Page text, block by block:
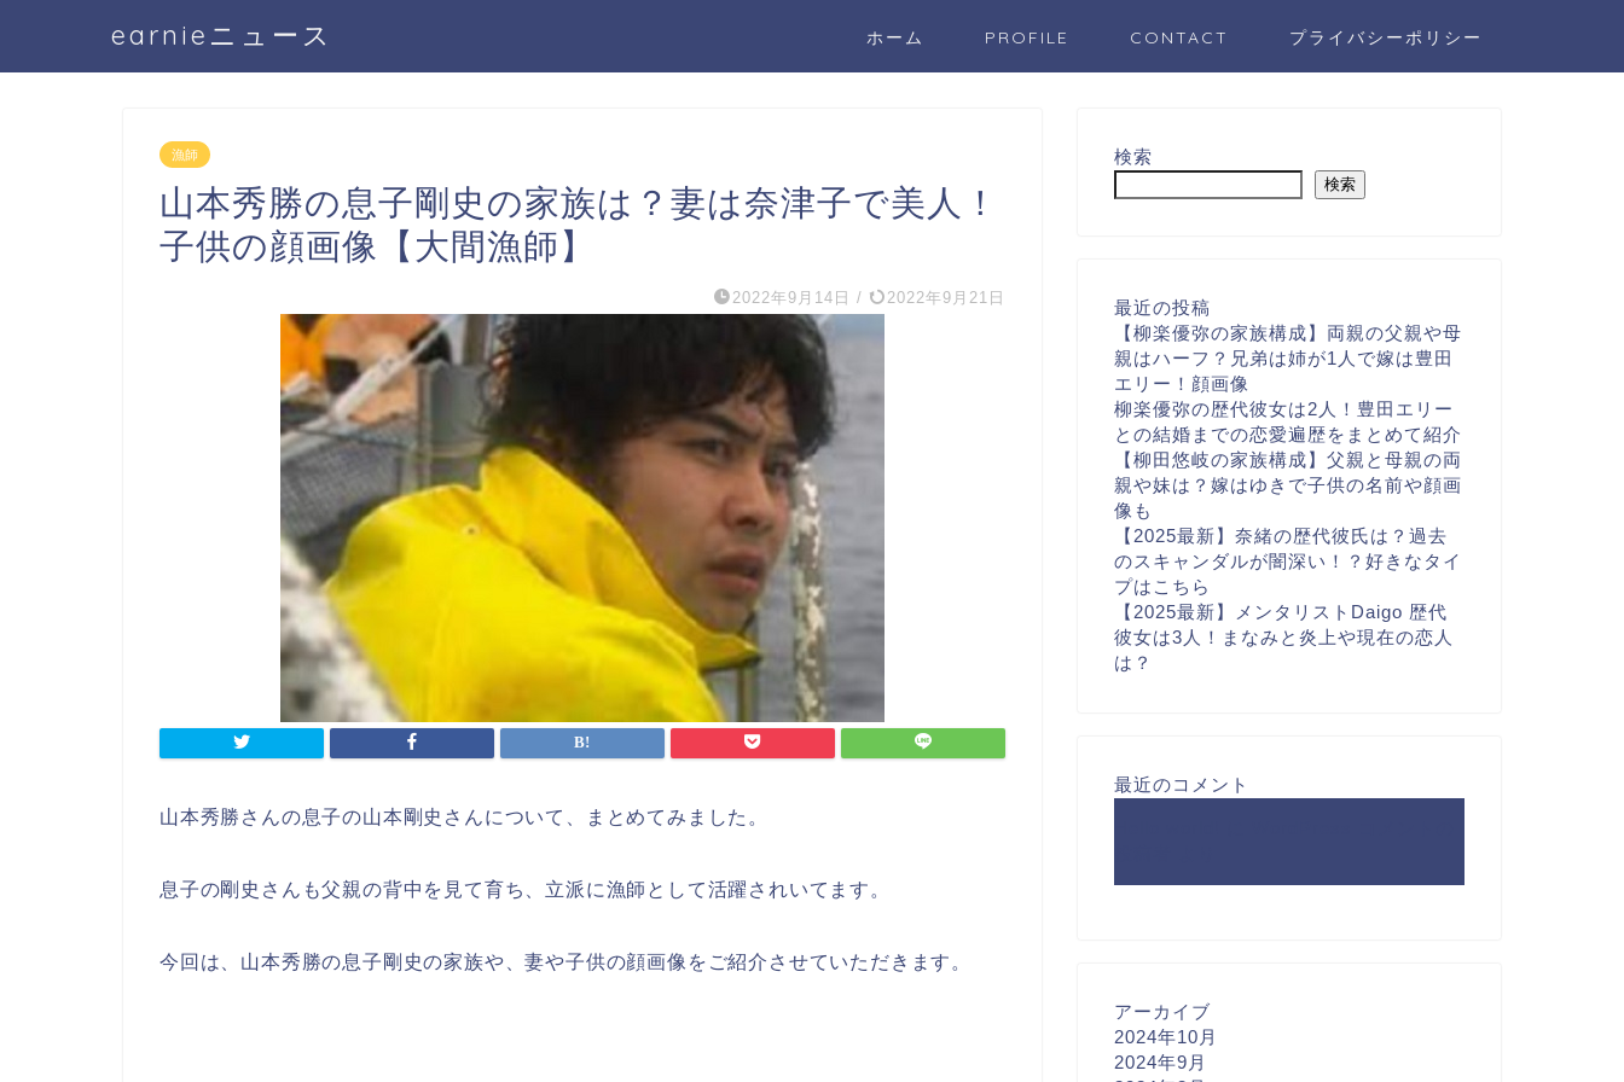
earnieニュース ホーム PROFILE CONTACT プライバシーポリシー
漁師
山本秀勝の息子剛史の家族は？妻は奈津子で美人！
子供の顔画像【大間漁師】
2022年9月14日 / 2022年9月21日
山本秀勝さんの息子の山本剛史さんについて、まとめてみました。
息子の剛史さんも父親の背中を見て育ち、立派に漁師として活躍されいてます。
今回は、 山本秀勝の息子剛史の家族や、妻や子供の顔画像を ご紹介させていただきます。
検索
検索
最近の投稿
【柳楽優弥の家族構成】両親の父親や母
親はハーフ？兄弟は姉が1人で嫁は豊田
エリー！顔画像
柳楽優弥の歴代彼女は2人！豊田エリー
との結婚までの恋愛遍歴をまとめて紹介
【柳田悠岐の家族構成】父親と母親の両
親や妹は？嫁はゆきで子供の名前や顔画
像も
【2025最新】奈緒の歴代彼氏は？過去
のスキャンダルが闇深い！？好きなタイ
プはこちら
【2025最新】メンタリストDaigo 歴代
彼女は3人！まなみと炎上や現在の恋人
は？
最近のコメント
アーカイブ
2024年10月
2024年9月